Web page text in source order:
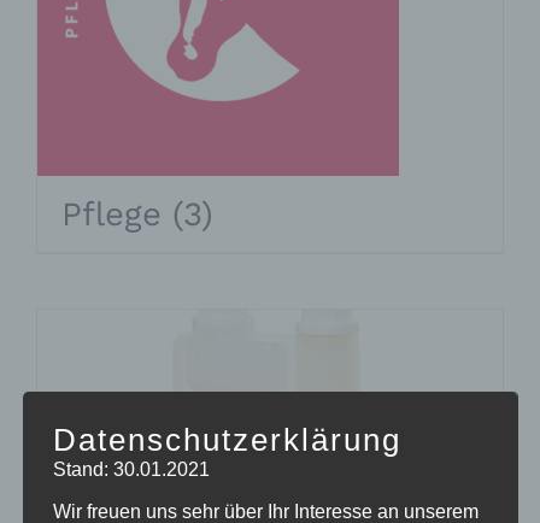
Pflege (3)
Datenschutzerklärung
Stand: 30.01.2021
Wir freuen uns sehr über Ihr Interesse an unserem